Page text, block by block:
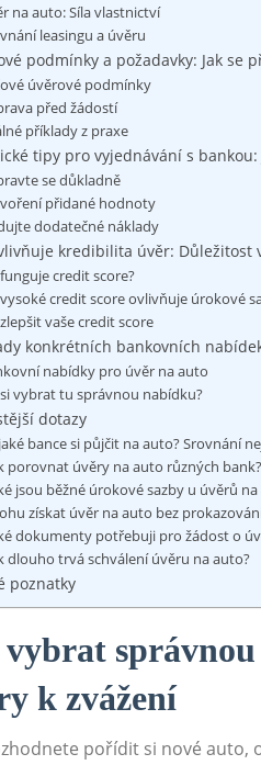
na auto:⁢ Síla vlastnictví
leasingu a úvěru
podmínky a požadavky: Jak⁣ se
úvěrové podmínky
před žádostí
příklady z ⁤praxe
tipy ‌pro vyjednávání ⁣s‌
se ⁢důkladně
přidané hodnoty
dodatečné náklady
kredibilita úvěr: ‌Důležitost
funguje credit score?
vysoké credit score ovlivňuje úrokové⁢
‍zlepšit vaše credit score
konkrétních‌ bankovních⁤
nabídky pro úvěr‌ na auto
si vybrat tu správnou nabídku?
dotazy
bance si⁤ půjčit na ‍auto? Srovnání​
porovnat úvěry na ‍auto různých ⁣bank?
‌jsou běžné úrokové​ sazby ‌u úvěrů
získat‍ úvěr ‍na auto ​bez
⁣dokumenty potřebuji pro žádost o
dlouho ⁤trvá schválení úvěru na ⁢auto?
poznatky
vybrat
k zvážení
pořídit si nové​ auto,